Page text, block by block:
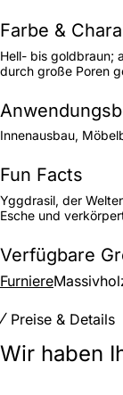
Farbe &
Hell- bis goldbraun;
durch große Poren
Innenausbau,
Fun Facts
Yggdrasil, der
Esche und
Verfügbare
Furniere
Preise & Details
Wir haben